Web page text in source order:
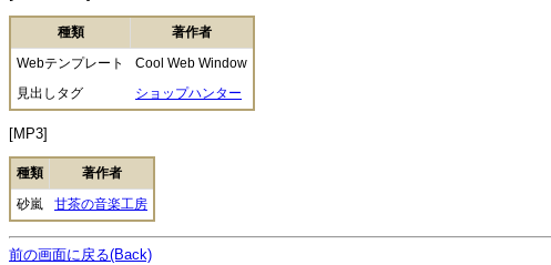
種類
著作者
Webテンプレート
Cool Web Window
見出しタグ
ショップハンター
[MP3]
種類
著作者
砂嵐
甘茶の音楽工房
前の画面に戻る(Back)